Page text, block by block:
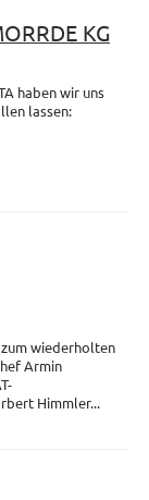
KG
haben wir uns
lassen:
wiederholten
Armin
Himmler...